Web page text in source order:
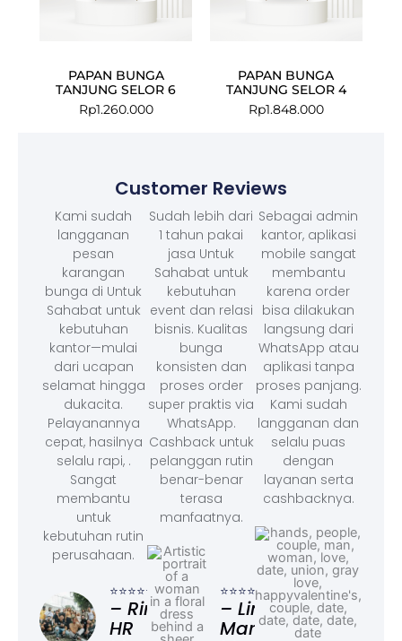
PAPAN BUNGA
TANJUNG SELOR 6
Rp1.260.000
PAPAN BUNGA
TANJUNG SELOR 4
Rp1.848.000
Customer Reviews
Kami sudah
langganan
pesan
karangan
bunga di Untuk
Sahabat untuk
kebutuhan
kantor—mulai
dari ucapan
selamat hingga
dukacita.
Pelayanannya
cepat, hasilnya
selalu rapi, .
Sangat
membantu
untuk
kebutuhan rutin
perusahaan.
⭐⭐⭐⭐⭐
– Rina,
HR
Sudah lebih dari
1 tahun pakai
jasa Untuk
Sahabat untuk
kebutuhan
event dan relasi
bisnis. Kualitas
bunga
konsisten dan
proses order
super praktis via
WhatsApp.
Cashback untuk
pelanggan rutin
benar-benar
terasa
manfaatnya.
⭐⭐⭐⭐⭐
– Linda,
Marketing
Sebagai admin
kantor, aplikasi
mobile sangat
membantu
karena order
bisa dilakukan
langsung dari
WhatsApp atau
aplikasi tanpa
proses panjang.
Kami sudah
langganan dan
selalu puas
dengan
layanan serta
cashbacknya.